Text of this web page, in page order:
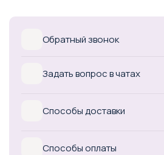
Обратный звонок
Задать вопрос в чатах
Способы доставки
Способы оплаты